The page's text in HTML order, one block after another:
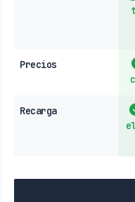
Precios
Recarga